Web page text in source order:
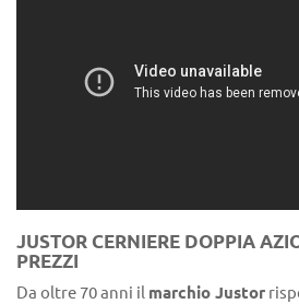
JUSTOR CERNIERE DOPPIA
PREZZI
Da oltre 70 anni il marchio Justor